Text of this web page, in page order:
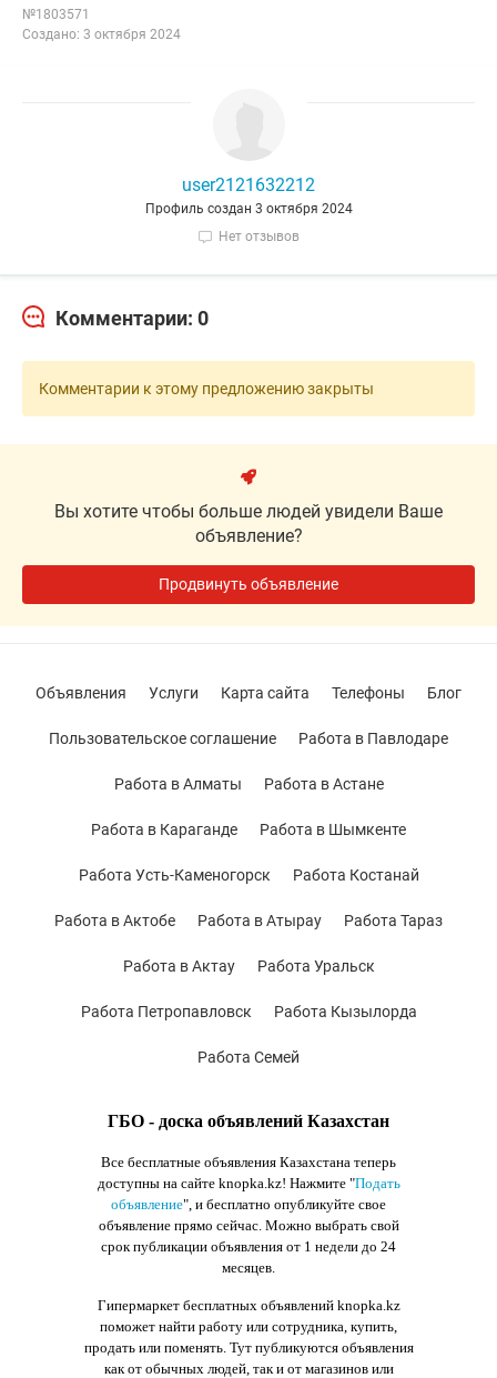
№1803571
Создано: 3 октября 2024
user2121632212
Профиль создан 3 октября 2024
Нет отзывов
Комментарии: 0
Комментарии к этому предложению закрыты
Вы хотите чтобы больше людей увидели Ваше
объявление?
Продвинуть объявление
ГБО - доска объявлений Казахстан
Все бесплатные объявления Казахстана теперь
доступны на сайте knopka.kz! Нажмите "Подать
объявление", и бесплатно опубликуйте свое
объявление прямо сейчас. Можно выбрать свой
срок публикации объявления от 1 недели до 24
месяцев.
Гипермаркет бесплатных объявлений knopka.kz
поможет найти работу или сотрудника, купить,
продать или поменять. Тут публикуются объявления
как от обычных людей, так и от магазинов или
Объявления Услуги Карта сайта Телефоны Блог
Пользовательское соглашение Работа в Павлодаре
Работа в Алматы Работа в Астане
Работа в Караганде Работа в Шымкенте
Работа Усть-Каменогорск Работа Костанай
Работа в Актобе Работа в Атырау Работа Тараз
Работа в Актау Работа Уральск
Работа Петропавловск Работа Кызылорда
Работа Семей